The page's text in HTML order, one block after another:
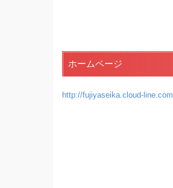
ホームページ
http://fujiyaseika.cloud-line.com